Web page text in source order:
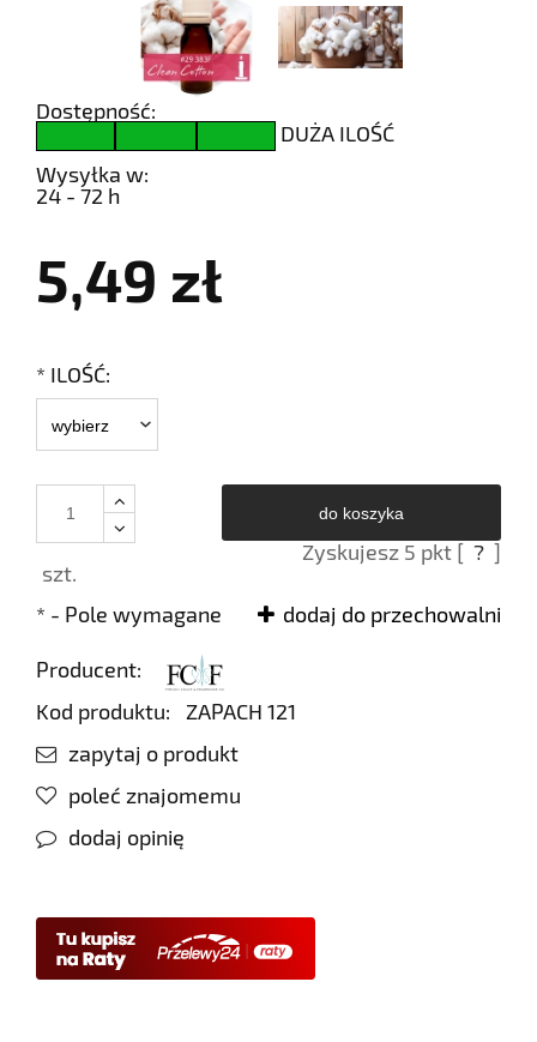
Dostępność:
DUŻA ILOŚĆ
Wysyłka w:
24 - 72 h
5,49 zł
* ILOŚĆ:
szt.
do koszyka
Zyskujesz 5 pkt [ ? ]
dodaj do przechowalni
* - Pole wymagane
Producent:
Kod produktu:
ZAPACH 121
zapytaj o produkt
poleć znajomemu
dodaj opinię